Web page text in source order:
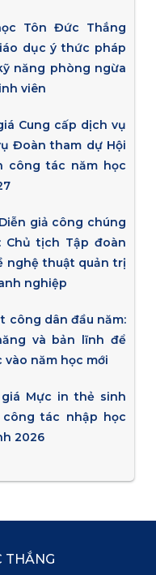
Tôn Đức Thắng
dục ý thức pháp
năng phòng ngừa
viên
Cung cấp dịch vụ
Đoàn tham dự Hội
công tác năm học
giả công chúng
Chủ tịch Tập đoàn
nghệ thuật quản trị
nghiệp
công dân đầu năm:
và bản lĩnh để
vào năm học mới
Mực in thẻ sinh
tác nhập học
2026
THẮNG